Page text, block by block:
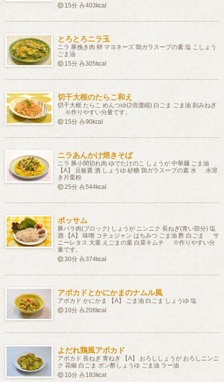
15分
403kcal
とろとろニラ玉
ニラ 豚挽き肉 卵 マヨネーズ 鶏ガラスープの素 塩 こしょう
ごま油
15分
305kcal
切干大根のたらこ和え
切干大根 たらこ めんつゆ(2倍濃縮) 白ごま ごま油 刻みねぎ
※作りやすい分量です。
15分
90kcal
ニラあんかけ焼きそば
ニラ 豚小間切れ肉 ゆでたけのこ しょうが 中華麺 ごま油
【A】 豆板醤 酒 しょうゆ 砂糖 鶏ガラスープの素 水 水溶
き片栗粉
25分
544kcal
ポッサム
豚バラ肉(ブロック) しょうが ニンニク 長ねぎ(青い部分) 塩
酒 【A】 味噌 コチュジャン はちみつ ごま油 酢 白ごま サ
ニーレタス 大葉 えごまの葉 白菜キムチ ※作りやすい分
量です。
30分
374kcal
アボカドとかにかまのナムル風
アボカド かにかま 【A】 ごま油 白ごま しょうゆ 塩
10分
208kcal
よだれ鶏風アボカド
アボカド 長ねぎ 青ねぎ 【A】 おろししょうが おろしニンニ
ク 花椒 白ごま ポン酢しょうゆ ごま油 ラー油
10分
183kcal